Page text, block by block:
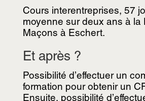
Cours interentreprises, 57
moyenne sur deux ans à la
Maçons à Eschert.
Et après ?
Possibilité d’effectuer un
formation pour obtenir un
Ensuite, possibilité